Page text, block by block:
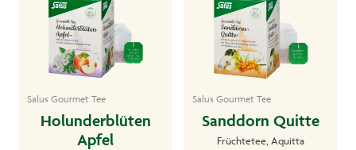
Salus Gourmet Tee
Holunderblüten
Apfel
Salus Gourmet Tee
Sanddorn Quitte
Früchtetee, Aquitta